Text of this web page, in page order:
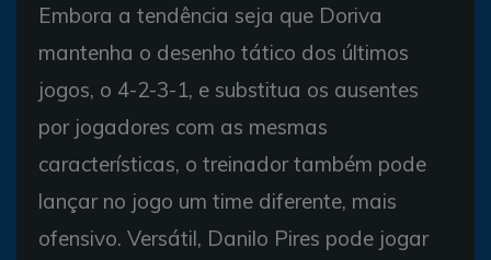
Embora a tendência seja que Doriva
mantenha o desenho tático dos últimos
jogos, o 4-2-3-1, e substitua os ausentes
por jogadores com as mesmas
características, o treinador também pode
lançar no jogo um time diferente, mais
ofensivo. Versátil, Danilo Pires pode jogar